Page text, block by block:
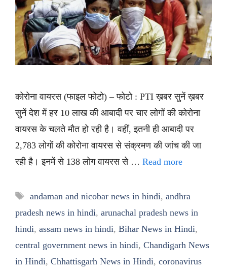
कोरोना वायरस (फाइल फोटो) – फोटो : PTI ख़बर सुनें ख़बर
सुनें देश में हर 10 लाख की आबादी पर चार लोगों की कोरोना
वायरस के चलते मौत हो रही है। वहीं, इतनी ही आबादी पर
2,783 लोगों की कोरोना वायरस से संक्रमण की जांच की जा
रही है। इनमें से 138 लोग वायरस से … Read more
Tags
andaman and nicobar news in hindi, andhra
pradesh news in hindi, arunachal pradesh news in
hindi, assam news in hindi, Bihar News in Hindi,
central government news in hindi, Chandigarh News
in Hindi, Chhattisgarh News in Hindi, coronavirus